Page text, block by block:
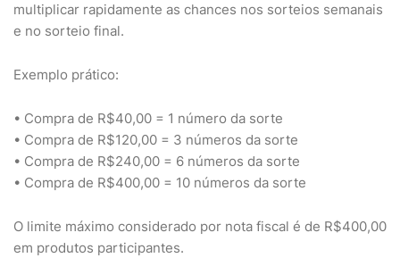
multiplicar rapidamente as chances nos sorteios semanais
e no sorteio final.
Exemplo prático:
• Compra de R$40,00 = 1 número da sorte
• Compra de R$120,00 = 3 números da sorte
• Compra de R$240,00 = 6 números da sorte
• Compra de R$400,00 = 10 números da sorte
O limite máximo considerado por nota fiscal é de R$400,00
em produtos participantes.